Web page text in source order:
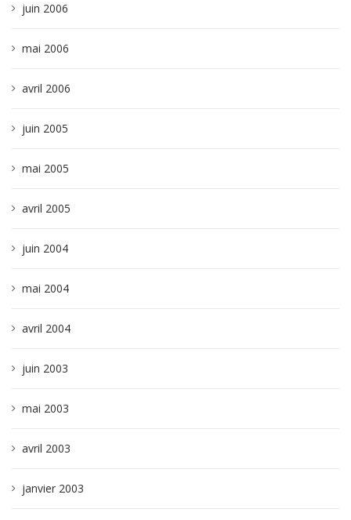
juin 2006
mai 2006
avril 2006
juin 2005
mai 2005
avril 2005
juin 2004
mai 2004
avril 2004
juin 2003
mai 2003
avril 2003
janvier 2003